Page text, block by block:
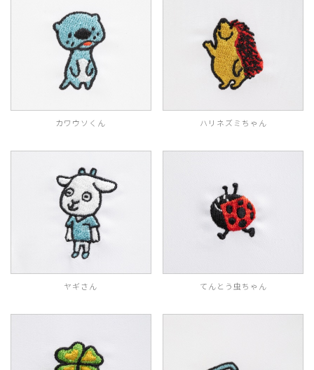
カワウソくん ハリネズミちゃん
ヤギさん てんとう虫ちゃん